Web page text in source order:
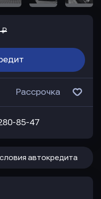
₽
Рассрочка
85-47
автокредита